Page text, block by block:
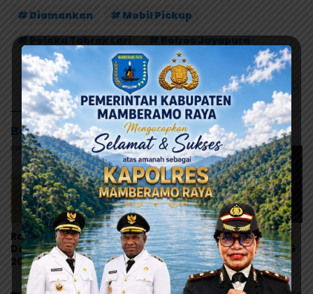
# Diamankan
# Mobil Pickup
# Pelaku Tabrak Lari
# Polres Jayapura
Baca Juga
Ramses Wally: Festival
Danau Sentani Ke-XV
2026 Harus Kembali
Masuk Kalender Event
Nasional
Polres Jayapura Selidiki
Dugaan Keracunan MBG
di Depapre, Puluhan
Saksi Diperiksa dan
Sampel Makanan Diuji